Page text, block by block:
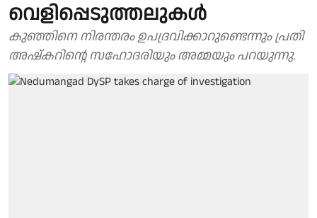
വെളിപ്പെടുത്തലുകള്‍
കുഞ്ഞിനെ നിരന്തരം ഉപദ്രവിക്കാറുണ്ടെന്നും പ്രതി
അഷ്‌കറിന്റെ സഹോദരിയും അമ്മയും പറയുന്നു.